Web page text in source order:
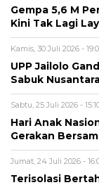
Gempa 5,6 M
Kini Tak Lagi
Kamis, 30 Juli 2026 -
UPP Jailolo
Sabuk
Sabtu, 25 Juli 2026 -
Hari Anak
Gerakan
Jumat, 24 Juli 2026 -
Terisolasi